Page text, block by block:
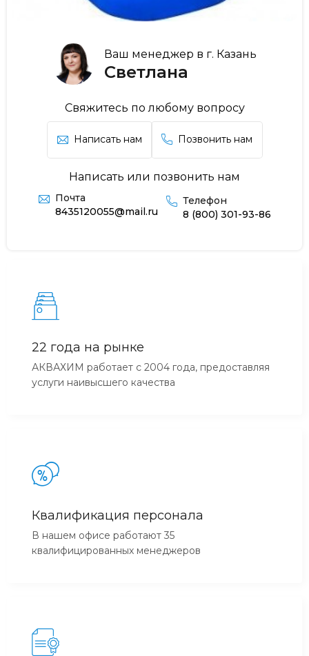
Ваш менеджер в г. Казань
Светлана
Свяжитесь по любому вопросу
Написать нам Позвонить нам
Написать или позвонить нам
Почта
8435120055@mail.ru
Телефон
8 (800) 301-93-86
22 года на рынке
АКВАХИМ работает с 2004 года, предоставляя
услуги наивысшего качества
Квалификация персонала
В нашем офисе работают 35
квалифицированных менеджеров